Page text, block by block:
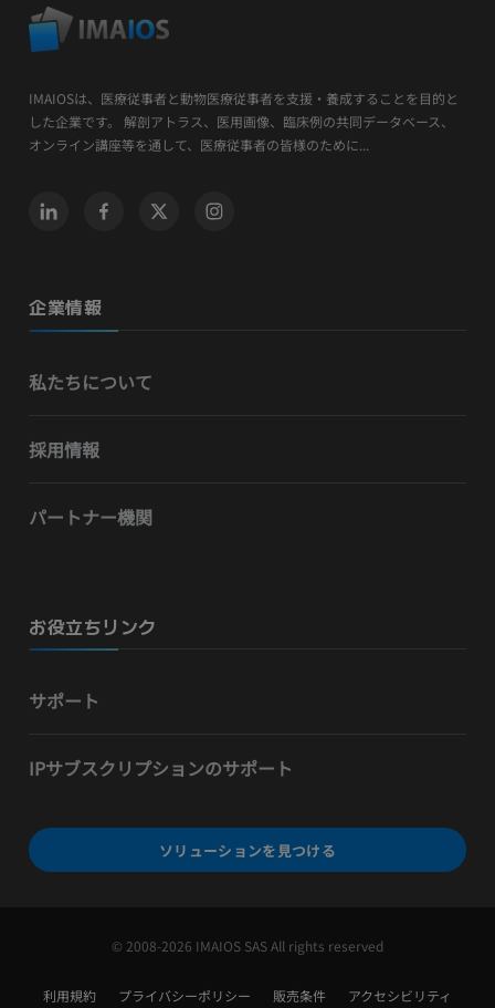
IMAIOSは、医療従事者と動物医療従事者を支援・養成することを目的と
した企業です。 解剖アトラス、医用画像、臨床例の共同データベース、
オンライン講座等を通して、医療従事者の皆様のために...
企業情報
私たちについて
採用情報
パートナー機関
お役立ちリンク
サポート
IPサブスクリプションのサポート
ソリューションを見つける
© 2008-2026 IMAIOS SAS All rights reserved
利用規約 プライバシーポリシー 販売条件 アクセシビリティ